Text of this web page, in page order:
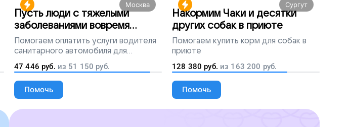
Москва
Пусть люди с тяжелыми
заболеваниями вовремя
попадут на лечение
Помогаем оплатить услуги водителя
санитарного автомобиля для
перевозки тяжелобольных людей
47 446 руб. из 51 150 руб.
Помочь
Сургут
Накормим Чаки и десятки
других собак в приюте
Помогаем купить корм для собак в
приюте
128 380 руб. из 163 200 руб.
Помочь